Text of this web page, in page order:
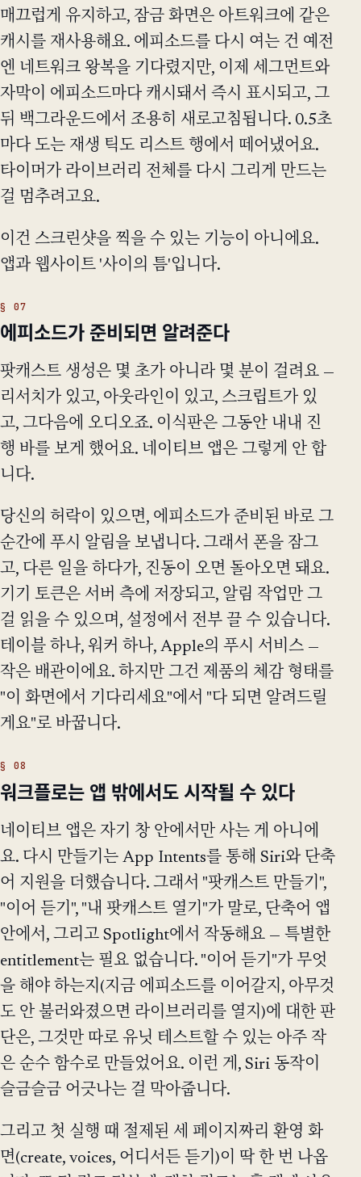
매끄럽게 유지하고, 잠금 화면은 아트워크에 같은
캐시를 재사용해요. 에피소드를 다시 여는 건 예전
엔 네트워크 왕복을 기다렸지만, 이제 세그먼트와
자막이 에피소드마다 캐시돼서 즉시 표시되고, 그
뒤 백그라운드에서 조용히 새로고침됩니다. 0.5초
마다 도는 재생 틱도 리스트 행에서 떼어냈어요.
타이머가 라이브러리 전체를 다시 그리게 만드는
걸 멈추려고요.
이건 스크린샷을 찍을 수 있는 기능이 아니에요.
앱과 웹사이트 '사이의 틈'입니다.
에피소드가 준비되면 알려준다
팟캐스트 생성은 몇 초가 아니라 몇 분이 걸려요 —
리서치가 있고, 아웃라인이 있고, 스크립트가 있
고, 그다음에 오디오죠. 이식판은 그동안 내내 진
행 바를 보게 했어요. 네이티브 앱은 그렇게 안 합
니다.
당신의 허락이 있으면, 에피소드가 준비된 바로 그
순간에 푸시 알림을 보냅니다. 그래서 폰을 잠그
고, 다른 일을 하다가, 진동이 오면 돌아오면 돼요.
기기 토큰은 서버 측에 저장되고, 알림 작업만 그
걸 읽을 수 있으며, 설정에서 전부 끌 수 있습니다.
테이블 하나, 워커 하나, Apple의 푸시 서비스 —
작은 배관이에요. 하지만 그건 제품의 체감 형태를
"이 화면에서 기다리세요"에서 "다 되면 알려드릴
게요"로 바꿉니다.
워크플로는 앱 밖에서도 시작될 수 있다
네이티브 앱은 자기 창 안에서만 사는 게 아니에
요. 다시 만들기는 App Intents를 통해 Siri와 단축
어 지원을 더했습니다. 그래서 "팟캐스트 만들기",
"이어 듣기", "내 팟캐스트 열기"가 말로, 단축어 앱
안에서, 그리고 Spotlight에서 작동해요 — 특별한
entitlement는 필요 없습니다. "이어 듣기"가 무엇
을 해야 하는지(지금 에피소드를 이어갈지, 아무것
도 안 불러와졌으면 라이브러리를 열지)에 대한 판
단은, 그것만 따로 유닛 테스트할 수 있는 아주 작
은 순수 함수로 만들었어요. 이런 게, Siri 동작이
슬금슬금 어긋나는 걸 막아줍니다.
그리고 첫 실행 때 절제된 세 페이지짜리 환영 화
면(create, voices, 어디서든 듣기)이 딱 한 번 나옵